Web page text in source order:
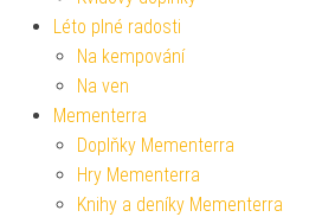
Léto plné radosti
Na kempování
Na ven
Mementerra
Doplňky Mementerra
Hry Mementerra
Knihy a deníky Mementerra